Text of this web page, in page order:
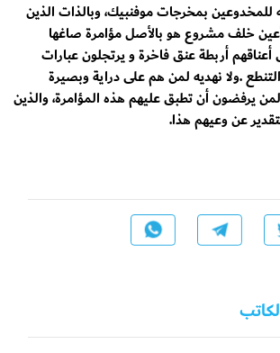
بمخرجات موفنبيك، وبالذات الذين
خلف مشروع هو بالأصل مؤامرة صاغها
أربطة عنق فاخرة و يرتجلون عبارات
.ولا نهديه لمن هم على دراية وبصيرة
يرفضون أن تطبق عليهم هذه المؤامرة، والذين
عن وعيهم هذا.